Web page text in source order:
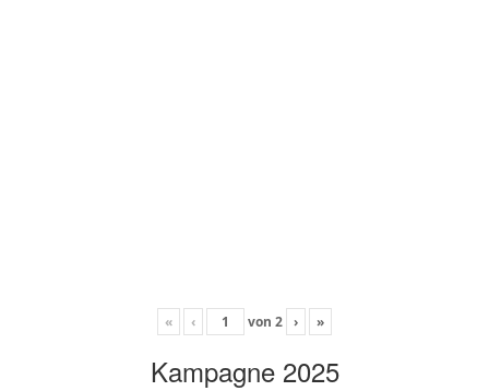
« ‹ von 2 › »
Kampagne 2025